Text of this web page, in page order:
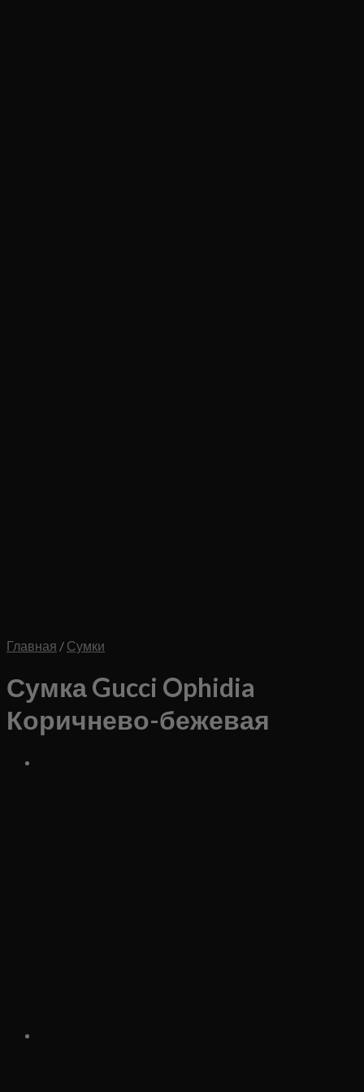
Главная / Сумки
Сумка Gucci Ophidia
Коричнево-бежевая